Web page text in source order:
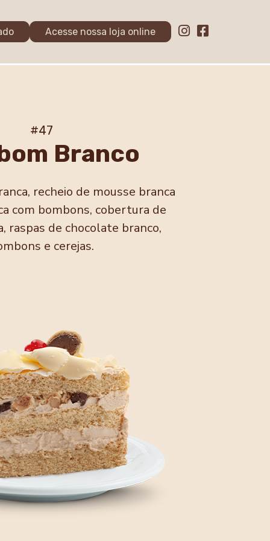
Acesse nossa loja online
#47
Branco
recheio de mousse branca
com bombons, cobertura de
raspas de chocolate branco,
e cerejas.